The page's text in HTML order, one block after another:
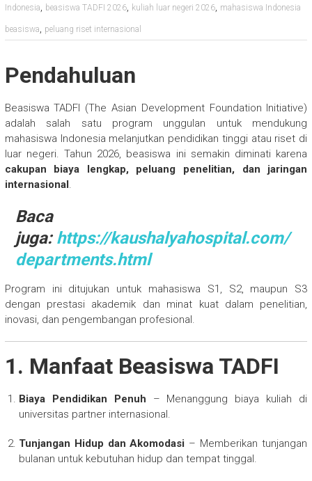
Indonesia, beasiswa TADFI 2026, kuliah luar negeri 2026, mahasiswa Indonesia
beasiswa, peluang riset internasional
Pendahuluan
Beasiswa TADFI (The Asian Development Foundation Initiative)
adalah salah satu program unggulan untuk mendukung
mahasiswa Indonesia melanjutkan pendidikan tinggi atau riset di
luar negeri. Tahun 2026, beasiswa ini semakin diminati karena
cakupan biaya lengkap, peluang penelitian, dan jaringan
internasional.
Baca
juga: https://kaushalyahospital.com/
departments.html
Program ini ditujukan untuk mahasiswa S1, S2, maupun S3
dengan prestasi akademik dan minat kuat dalam penelitian,
inovasi, dan pengembangan profesional.
1. Manfaat Beasiswa TADFI
Biaya Pendidikan Penuh – Menanggung biaya kuliah di
universitas partner internasional.
Tunjangan Hidup dan Akomodasi – Memberikan tunjangan
bulanan untuk kebutuhan hidup dan tempat tinggal.